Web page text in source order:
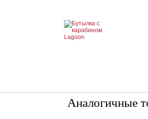
Аналогичные